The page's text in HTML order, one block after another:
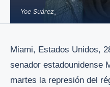
Yoe Suárez
Miami, Estados Unidos,
senador estadounidense
martes la represión del